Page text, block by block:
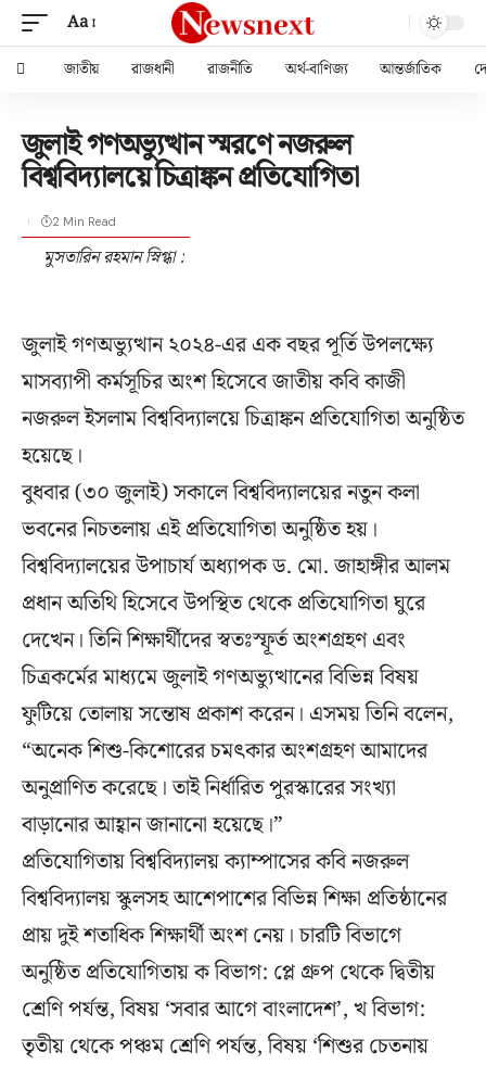
Aa
জাতীয় রাজধানী রাজনীতি অর্থ-বাণিজ্য আন্তর্জাতিক
জুলাই গণঅভ্যুত্থান স্মরণে নজরুল
বিশ্ববিদ্যালয়ে চিত্রাঙ্কন প্রতিযোগিতা
মুসতারিন রহমান স্নিগ্ধা :
2 Min Read
জুলাই গণঅভ্যুত্থান ২০২৪-এর এক বছর পূর্তি উপলক্ষ্যে
মাসব্যাপী কর্মসূচির অংশ হিসেবে জাতীয় কবি কাজী
নজরুল ইসলাম বিশ্ববিদ্যালয়ে চিত্রাঙ্কন প্রতিযোগিতা অনুষ্ঠিত
হয়েছে।
বুধবার (৩০ জুলাই) সকালে বিশ্ববিদ্যালয়ের নতুন কলা
ভবনের নিচতলায় এই প্রতিযোগিতা অনুষ্ঠিত হয়।
বিশ্ববিদ্যালয়ের উপাচার্য অধ্যাপক ড. মো. জাহাঙ্গীর আলম
প্রধান অতিথি হিসেবে উপস্থিত থেকে প্রতিযোগিতা ঘুরে
দেখেন। তিনি শিক্ষার্থীদের স্বতঃস্ফূর্ত অংশগ্রহণ এবং
চিত্রকর্মের মাধ্যমে জুলাই গণঅভ্যুত্থানের বিভিন্ন বিষয়
ফুটিয়ে তোলায় সন্তোষ প্রকাশ করেন। এসময় তিনি বলেন,
“অনেক শিশু-কিশোরের চমৎকার অংশগ্রহণ আমাদের
অনুপ্রাণিত করেছে। তাই নির্ধারিত পুরস্কারের সংখ্যা
বাড়ানোর আহ্বান জানানো হয়েছে।”
প্রতিযোগিতায় বিশ্ববিদ্যালয় ক্যাম্পাসের কবি নজরুল
বিশ্ববিদ্যালয় স্কুলসহ আশেপাশের বিভিন্ন শিক্ষা প্রতিষ্ঠানের
প্রায় দুই শতাধিক শিক্ষার্থী অংশ নেয়। চারটি বিভাগে
অনুষ্ঠিত প্রতিযোগিতায় ক বিভাগ: প্লে গ্রুপ থেকে দ্বিতীয়
শ্রেণি পর্যন্ত, বিষয় ‘সবার আগে বাংলাদেশ’, খ বিভাগ:
তৃতীয় থেকে পঞ্চম শ্রেণি পর্যন্ত, বিষয় ‘শিশুর চেতনায়